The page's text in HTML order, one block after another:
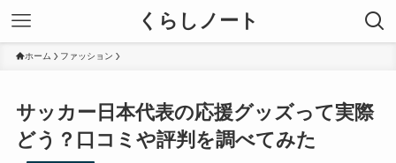
くらしノート
ホーム ファッション
サッカー日本代表の応援グッズって実際
どう？口コミや評判を調べてみた